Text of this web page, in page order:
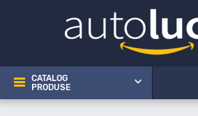
CATALOG
PRODUSE